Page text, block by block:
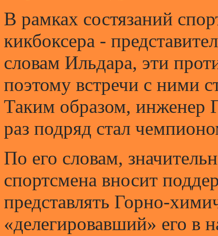
В рамках состязаний
кикбоксера -
словам Ильдара, эти
поэтому встречи с ними
Таким образом, инженер
раз подряд стал
По его словам,
спортсмена вносит
представлять Горно-
«делегировавший» его в